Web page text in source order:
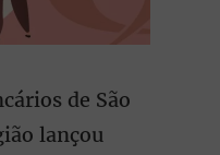
de São
lançou